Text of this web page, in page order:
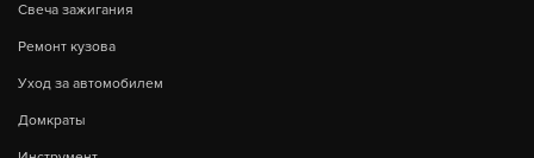
Свеча зажигания
Ремонт кузова
Уход за автомобилем
Домкраты